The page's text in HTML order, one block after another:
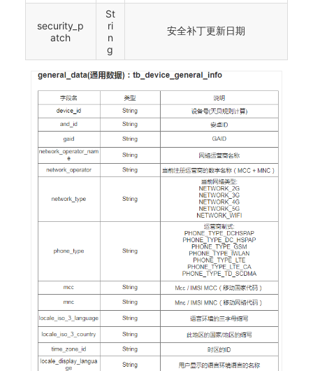
security_p
atch
St
ri
n
g
安全补丁更新日期